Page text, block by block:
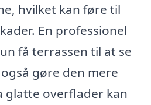
hvilket kan føre til
En professionel
få terrassen til at se
gøre den mere
glatte overflader kan